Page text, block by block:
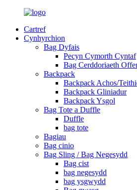
Cartref
Cynhyrchion
Bag Dyfais
Pecyn Cymorth Cyntaf
Bag Cerddoriaeth
Backpack
Backpack Achos/
Backpack Gliniadur
Backpack Ysgol
Bag Tote a Duffle
Duffle
bag tote
Bagiau
Bag cinio
Bag Sling / Bag Negesydd
Bag cist
bag negesydd
bag ysgwydd